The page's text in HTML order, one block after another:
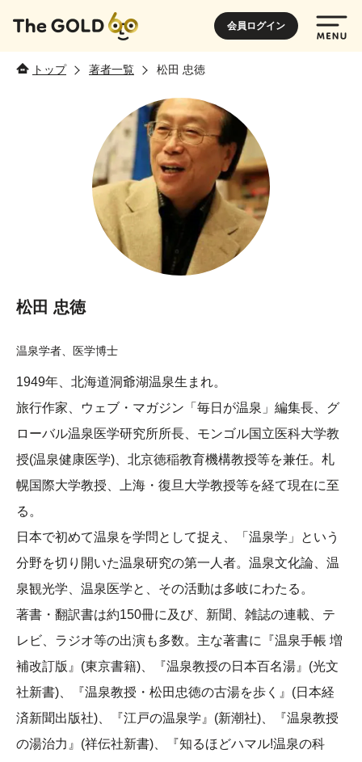
会員ログイン
トップ 著者一覧 松田 忠徳
松田 忠徳
温泉学者、医学博士
1949年、北海道洞爺湖温泉生まれ。
旅行作家、ウェブ・マガジン「毎日が温泉」編集長、グ
ローバル温泉医学研究所所長、モンゴル国立医科大学教
授(温泉健康医学)、北京徳稲教育機構教授等を兼任。札
幌国際大学教授、上海・復旦大学教授等を経て現在に至
る。
日本で初めて温泉を学問として捉え、「温泉学」という
分野を切り開いた温泉研究の第一人者。温泉文化論、温
泉観光学、温泉医学と、その活動は多岐にわたる。
著書・翻訳書は約150冊に及び、新聞、雑誌の連載、テ
レビ、ラジオ等の出演も多数。主な著書に『温泉手帳 増
補改訂版』(東京書籍)、『温泉教授の日本百名湯』(光文
社新書)、『温泉教授・松田忠徳の古湯を歩く』(日本経
済新聞出版社)、『江戸の温泉学』(新潮社)、『温泉教授
の湯治力』(祥伝社新書)、『知るほどハマル!温泉の科